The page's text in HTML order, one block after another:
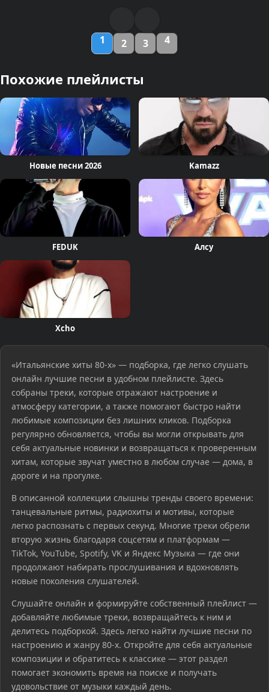
1 2 3 4
Похожие плейлисты
Новые песни 2026 Kamazz
FEDUK Алсу
Xcho
«Итальянские хиты 80-х» — подборка, где легко слушать
онлайн лучшие песни в удобном плейлисте. Здесь
собраны треки, которые отражают настроение и
атмосферу категории, а также помогают быстро найти
любимые композиции без лишних кликов. Подборка
регулярно обновляется, чтобы вы могли открывать для
себя актуальные новинки и возвращаться к проверенным
хитам, которые звучат уместно в любом случае — дома, в
дороге и на прогулке.
В описанной коллекции слышны тренды своего времени:
танцевальные ритмы, радиохиты и мотивы, которые
легко распознать с первых секунд. Многие треки обрели
вторую жизнь благодаря соцсетям и платформам —
TikTok, YouTube, Spotify, VK и Яндекс Музыка — где они
продолжают набирать прослушивания и вдохновлять
новые поколения слушателей.
Слушайте онлайн и формируйте собственный плейлист —
добавляйте любимые треки, возвращайтесь к ним и
делитесь подборкой. Здесь легко найти лучшие песни по
настроению и жанру 80-х. Откройте для себя актуальные
композиции и обратитесь к классике — этот раздел
помогает экономить время на поиске и получать
удовольствие от музыки каждый день.